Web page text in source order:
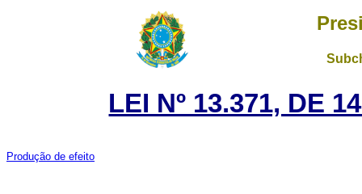
LEI Nº 13.371, DE
Produção de efeito